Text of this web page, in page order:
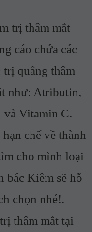
trị thâm mắt
cáo chứa các
trị quầng thâm
như: Atributin,
Vitamin C.
chế về thành
cho mình loại
bác Kiêm sẽ hỗ
chọn nhé!.
thâm mắt tại